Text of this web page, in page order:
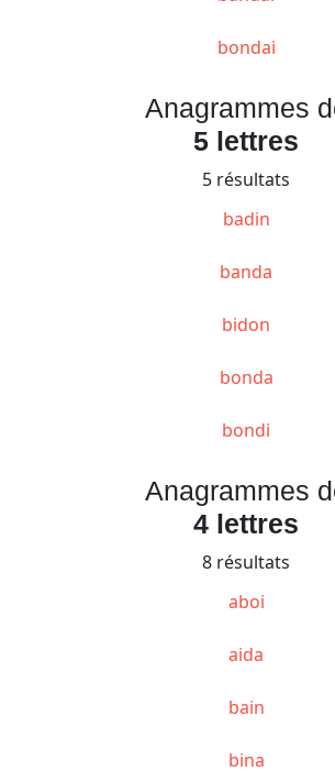
bondai
Anagrammes
5 lettres
5 résultats
badin
banda
bidon
bonda
bondi
Anagrammes
4 lettres
8 résultats
aboi
aida
bain
bina